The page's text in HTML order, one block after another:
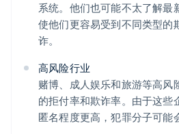
系统。他们也可能不太了解最
使他们更容易受到不同类型的
诈。
高风险行业
赌博、成人娱乐和旅游等高风
的拒付率和欺诈率。由于这些
匿名程度更高，犯罪分子可能